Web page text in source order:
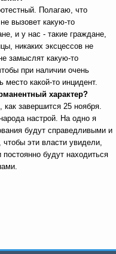
Полагаю, что
вызовет какую-то
и у нас - такие граждане,
никаких эксцессов не
замыслят какую-то
при наличии очень
какой-то инцидент.
характер?
как завершится 25 ноября.
настрой. На одно я
будут справедливыми и
эти власти увидели,
будут находиться